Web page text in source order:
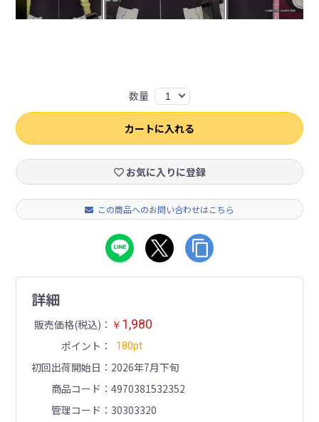
数量 1
カートに入れる
お気に入りに登録
この商品へのお問い合わせはこちら
詳細
販売価格(税込) ￥ 1,980
ポイント 180pt
初回出荷開始日
2026年7月下旬
商品コード
4970381532352
管理コード
30303320